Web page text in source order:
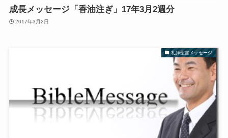
成長メッセージ「香油注ぎ」17年3月2週分
2017年3月2日
礼拝聖書メッセージ